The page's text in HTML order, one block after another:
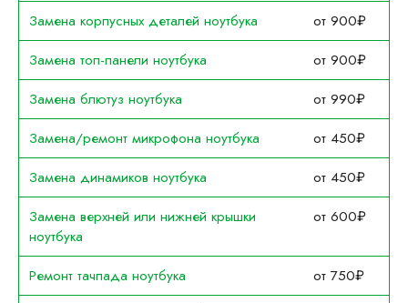
Замена корпусных деталей ноутбука
от 900₽
Замена топ-панели ноутбука
от 900₽
Замена блютуз ноутбука
от 990₽
Замена/ремонт микрофона ноутбука
от 450₽
Замена динамиков ноутбука
от 450₽
Замена верхней или нижней крышки
ноутбука
от 600₽
Ремонт тачпада ноутбука
от 750₽